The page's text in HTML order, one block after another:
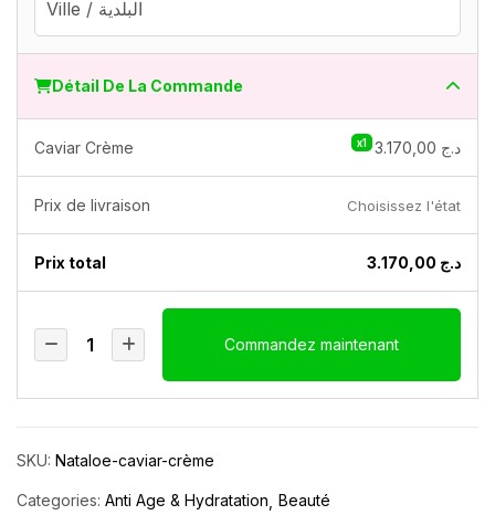
Détail De La Commande
Caviar Crème x1 د.ج
Prix ​​de livraison Choisissez l'état
Prix ​​total د.ج
Commandez maintenant
SKU: Nataloe-caviar-crème
Categories: Anti Age & Hydratation Beauté